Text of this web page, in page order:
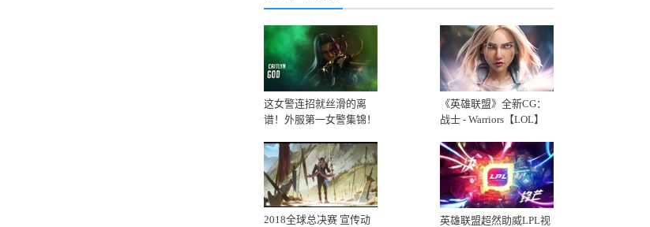
这女警连招就丝滑的离
谱！外服第一女警集锦！
《英雄联盟》全新CG：
战士 - Warriors【LOL】
2018全球总决赛 宣传动
英雄联盟超然助威LPL视